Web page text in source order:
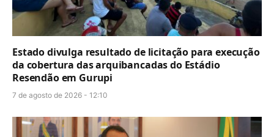
Estado divulga resultado de licitação para execução
da cobertura das arquibancadas do Estádio
Resendão em Gurupi
7 de agosto de 2026 - 12:10